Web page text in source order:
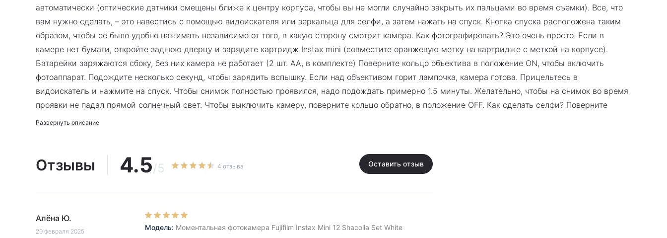
автоматически (оптические датчики смещены ближе к центру корпуса, чтобы вы не могли случайно закрыть их пальцами во время съемки). Все, что
вам нужно сделать, – это навестись с помощью видоискателя или зеркальца для селфи, а затем нажать на спуск. Кнопка спуска расположена таким
образом, чтобы ее было удобно нажимать независимо от того, в какую сторону смотрит камера. Как фотографировать? Это очень просто. Если в
камере нет бумаги, откройте заднюю дверцу и зарядите картридж Instax mini (совместите оранжевую метку на картридже с меткой на корпусе).
Батарейки заряжаются сбоку, без них камера не работает (2 шт. АА, в комплекте) Поверните кольцо объектива в положение ON, чтобы включить
фотоаппарат. Подождите несколько секунд, чтобы зарядить вспышку. Если над объективом горит лампочка, камера готова. Прицельтесь в
видоискатель и нажмите на спуск. Чтобы снимок полностью проявился, надо подождать примерно 1.5 минуты. Желательно, чтобы на снимок во время
проявки не падал прямой солнечный свет. Чтобы выключить камеру, поверните кольцо обратно, в положение OFF. Как сделать селфи? Поверните
кольцо на объективе в положение CLOSE-UP. Разверните камеру на себя. Для прицеливания используйте зеркальце рядом с линзой. Нажмите на
Развернуть описание
Отзывы 4.5/5 4 отзыва Оставить отзыв
Алёна Ю.
20 февраля 2025 Модель: Моментальная фотокамера Fujifilm Instax Mini 12 Shacolla Set White